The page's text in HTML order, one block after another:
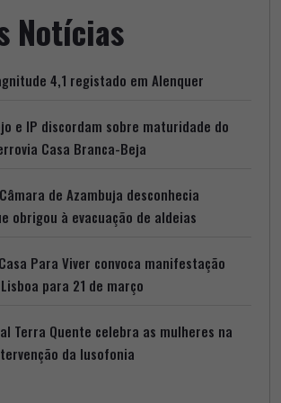
Notícias
4,1 registado em Alenquer
e IP discordam sobre maturidade do
Casa Branca-Beja
de Azambuja desconhecia
obrigou à evacuação de aldeias
Para Viver convoca manifestação
para 21 de março
Terra Quente celebra as mulheres na
da lusofonia